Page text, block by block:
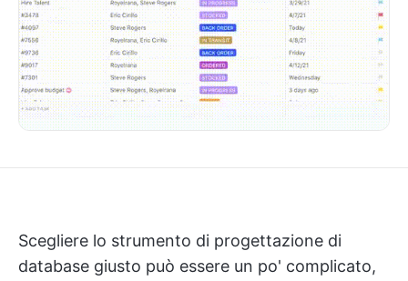
Scegliere lo strumento di progettazione di
database giusto può essere un po' complicato,